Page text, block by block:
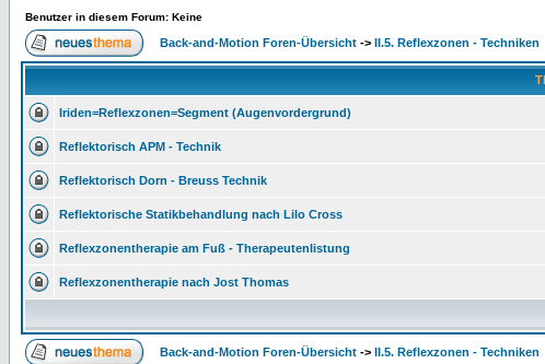
Benutzer in diesem Forum: Keine
Back-and-Motion Foren-Übersicht -> II.5. Reflexzonen - Techniken
Iriden=Reflexzonen=Segment (Augenvordergrund)
Reflektorisch APM - Technik
Reflektorisch Dorn - Breuss Technik
Reflektorische Statikbehandlung nach Lilo Cross
Reflexzonentherapie am Fuß - Therapeutenlistung
Reflexzonentherapie nach Jost Thomas
Back-and-Motion Foren-Übersicht -> II.5. Reflexzonen - Techniken